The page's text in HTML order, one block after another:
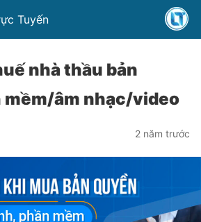
Tuyến
nhà thầu bản
mềm/âm nhạc/video
2 năm trước